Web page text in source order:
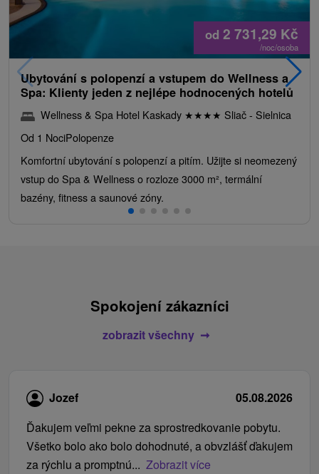
od 2 731,29 Kč
/noc/osoba
Ubytování s polopenzí a vstupem do Wellness a
Spa: Klienty jeden z nejlépe hodnocených hotelů
Wellness & Spa Hotel Kaskady ★★★★ Sliač - Sielnica
Od 1 NociPolopenze
Komfortní ubytování s polopenzí a pitím. Užijte si neomezený
vstup do Spa & Wellness o rozloze 3000 m², termální
bazény, fitness a saunové zóny.
Spokojení zákazníci
zobrazit všechny
Jozef
05.08.2026
Ďakujem veľmi pekne za sprostredkovanie pobytu.
Všetko bolo ako bolo dohodnuté, a obvzlášť ďakujem
za rýchlu a promptnú... Zobrazit více